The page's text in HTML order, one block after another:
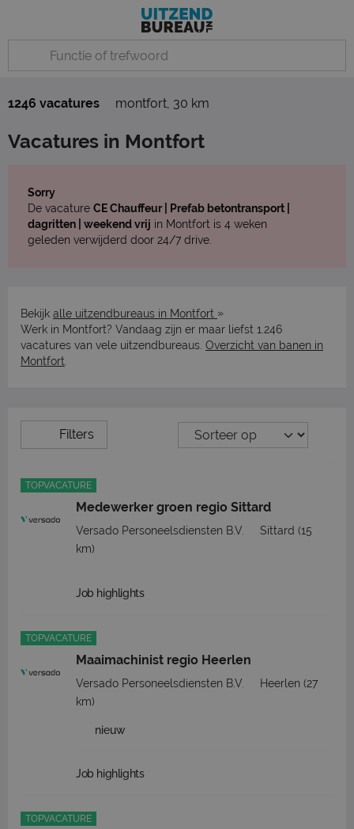
1246 vacatures montfort, 30 km
Vacatures in Montfort
Sorry
De vacature CE Chauffeur | Prefab betontransport |
dagritten | weekend vrij in Montfort is 4 weken
geleden verwijderd door 24/7 drive.
Bekijk alle uitzendbureaus in Montfort »
Werk in Montfort? Vandaag zijn er maar liefst 1.246
vacatures van vele uitzendbureaus. Overzicht van banen in
Montfort
Filters
TOPVACATURE
Medewerker groen regio Sittard
Versado Personeelsdiensten B.V. Sittard (15
km)
Job highlights
TOPVACATURE
Maaimachinist regio Heerlen
Versado Personeelsdiensten B.V. Heerlen (27
km)
nieuw
Job highlights
TOPVACATURE